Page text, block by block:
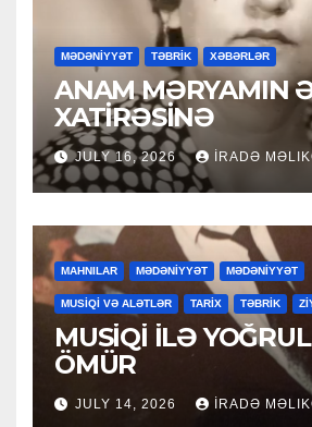
MƏDƏNİYYƏT TƏBRİK XƏBƏRLƏR
ANAM MƏRYAMIN
XATİRƏSİNƏ
JULY 16, 2026 İRADƏ
MAHNILAR MƏDƏNİYYƏT MƏDƏNİYYƏT
MUSİQİ VƏ ALƏTLƏR TARİX TƏBRİK
MUSİQİ İLƏ
ÖMÜR
JULY 14, 2026 İRADƏ